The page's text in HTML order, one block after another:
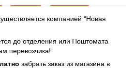
компанией “Новая
до отделения или Поштомата
перевозчика!
забрать заказ из магазина в